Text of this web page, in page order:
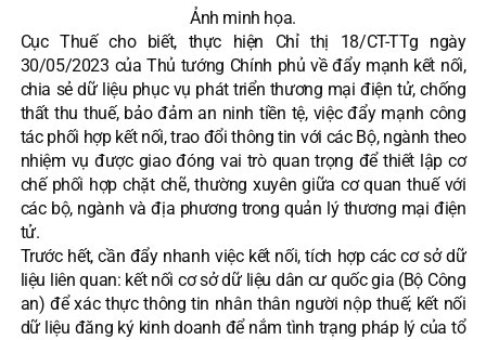
Ảnh minh họa.
Cục Thuế cho biết, thực hiện Chỉ thị 18/CT-TTg ngày
30/05/2023 của Thủ tướng Chính phủ về đẩy mạnh kết nối,
chia sẻ dữ liệu phục vụ phát triển thương mại điện tử, chống
thất thu thuế, bảo đảm an ninh tiền tệ, việc đẩy mạnh công
tác phối hợp kết nối, trao đổi thông tin với các Bộ, ngành theo
nhiệm vụ được giao đóng vai trò quan trọng để thiết lập cơ
chế phối hợp chặt chẽ, thường xuyên giữa cơ quan thuế với
các bộ, ngành và địa phương trong quản lý thương mại điện
tử.
Trước hết, cần đẩy nhanh việc kết nối, tích hợp các cơ sở dữ
liệu liên quan: kết nối cơ sở dữ liệu dân cư quốc gia (Bộ Công
an) để xác thực thông tin nhân thân người nộp thuế; kết nối
dữ liệu đăng ký kinh doanh để nắm tình trạng pháp lý của tổ